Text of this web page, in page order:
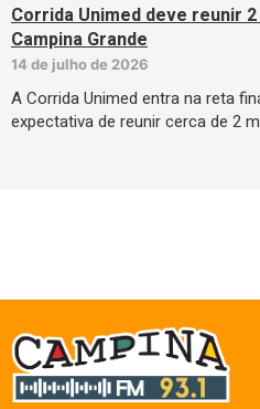
Corrida Unimed deve reunir
Campina Grande
14 de julho de 2026
A Corrida Unimed entra na reta
expectativa de reunir cerca de 2